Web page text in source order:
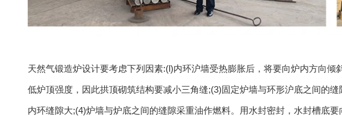
天然气锻造炉设计要考虑下列因素:(l)内环沪墙受热膨胀后，将要向炉内方向
低炉顶强度，因此拱顶砌筑结构要减小三角缝;(3)固定炉墙与环形沪底之间的
内环缝隙大;(4)炉墙与炉底之间的缝隙采重油作燃料。用水封密封，水封槽底